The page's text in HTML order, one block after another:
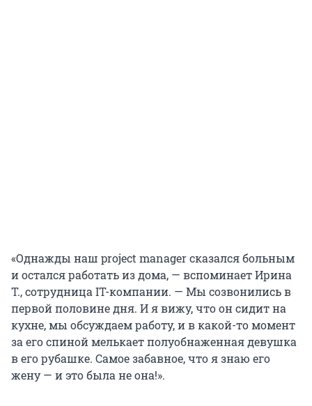
«Однажды наш project manager сказался больным
и остался работать из дома, — вспоминает Ирина
Т., сотрудница IT-компании. — Мы созвонились в
первой половине дня. И я вижу, что он сидит на
кухне, мы обсуждаем работу, и в какой-то момент
за его спиной мелькает полуобнаженная девушка
в его рубашке. Самое забавное, что я знаю его
жену — и это была не она!».